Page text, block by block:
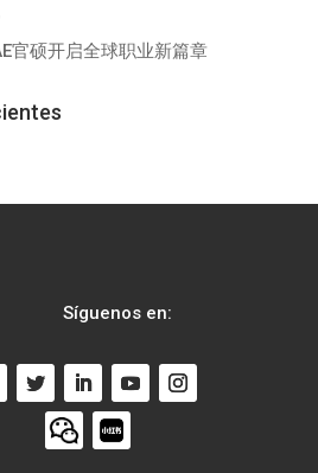
官硕开启全球职业新篇章
Síguenos en: